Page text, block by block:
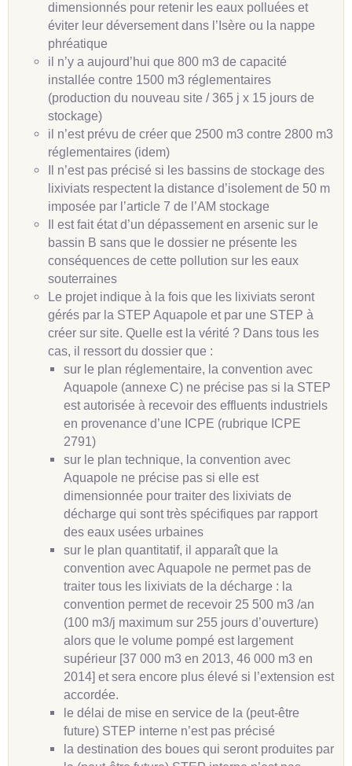
dimensionnés pour retenir les eaux polluées et
éviter leur déversement dans l’Isère ou la nappe
phréatique
il n’y a aujourd’hui que 800 m3 de capacité
installée contre 1500 m3 réglementaires
(production du nouveau site / 365 j x 15 jours de
stockage)
il n’est prévu de créer que 2500 m3 contre 2800 m3
réglementaires (idem)
Il n’est pas précisé si les bassins de stockage des
lixiviats respectent la distance d’isolement de 50 m
imposée par l’article 7 de l’AM stockage
Il est fait état d’un dépassement en arsenic sur le
bassin B sans que le dossier ne présente les
conséquences de cette pollution sur les eaux
souterraines
Le projet indique à la fois que les lixiviats seront
gérés par la STEP Aquapole et par une STEP à
créer sur site. Quelle est la vérité ? Dans tous les
cas, il ressort du dossier que :
sur le plan réglementaire, la convention avec
Aquapole (annexe C) ne précise pas si la STEP
est autorisée à recevoir des effluents industriels
en provenance d’une ICPE (rubrique ICPE
2791)
sur le plan technique, la convention avec
Aquapole ne précise pas si elle est
dimensionnée pour traiter des lixiviats de
décharge qui sont très spécifiques par rapport
des eaux usées urbaines
sur le plan quantitatif, il apparaît que la
convention avec Aquapole ne permet pas de
traiter tous les lixiviats de la décharge : la
convention permet de recevoir 25 500 m3 /an
(100 m3/j maximum sur 255 jours d’ouverture)
alors que le volume pompé est largement
supérieur [37 000 m3 en 2013, 46 000 m3 en
2014] et sera encore plus élevé si l’extension est
accordée.
le délai de mise en service de la (peut-être
future) STEP interne n’est pas précisé
la destination des boues qui seront produites par